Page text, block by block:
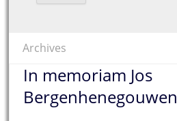
Archives
In memoriam Jos